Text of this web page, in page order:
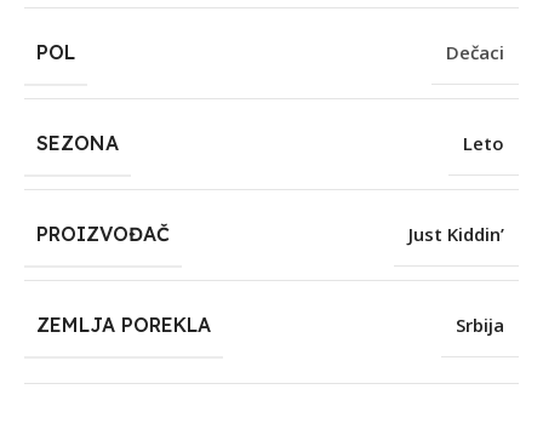
POL Dečaci
SEZONA Leto
PROIZVOĐAČ Just Kiddin’
ZEMLJA POREKLA Srbija